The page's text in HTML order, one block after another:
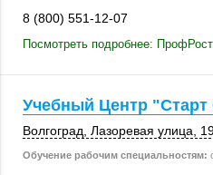
8 (800) 551-12-07
Посмотреть подробнее: ПрофРост
Учебный Центр "Старт
Волгоград Лазоревая улица
Обучение рабочим специальностям: